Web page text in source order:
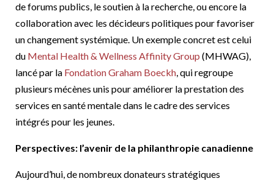
de forums publics, le soutien à la recherche, ou encore la
collaboration avec les décideurs politiques pour favoriser
un changement systémique. Un exemple concret est celui
du Mental Health & Wellness Affinity Group (MHWAG),
lancé par la Fondation Graham Boeckh, qui regroupe
plusieurs mécènes unis pour améliorer la prestation des
services en santé mentale dans le cadre des services
intégrés pour les jeunes.
Perspectives: l’avenir de la philanthropie canadienne
Aujourd’hui, de nombreux donateurs stratégiques